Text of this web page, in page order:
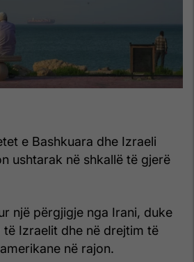
e Bashkuara dhe Izraeli
ushtarak në shkallë të gjerë
një përgjigje nga Irani, duke
të Izraelit dhe në drejtim të
në rajon.